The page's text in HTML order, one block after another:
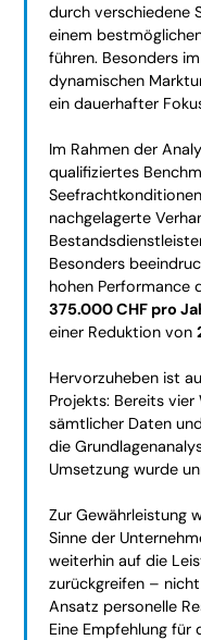
durch verschiedene
einem
führen. Besonders
dynamischen
ein dauerhafter
Im Rahmen der
qualifiziertes
nachgelagerte
Besonders
hohen Performance
375.000 CHF pro
einer Reduktion von
Hervorzuheben ist
Projekts: Bereits
sämtlicher Daten
die
Umsetzung wurde
Zur Gewährleistung
Sinne der
weiterhin auf die
zurückgreifen –
Ansatz personelle
Eine Empfehlung für